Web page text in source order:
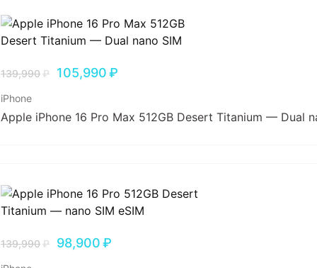
139,990₽ 105,990₽
iPhone
Apple iPhone 16 Pro Max 512GB Desert Titanium — Dual
139,990₽ 98,900₽